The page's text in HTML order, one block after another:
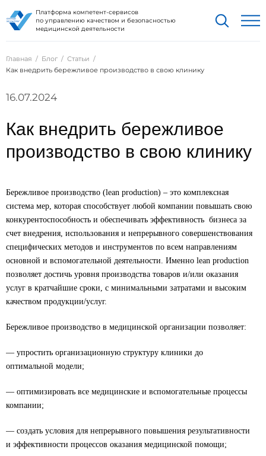
Платформа компетент-сервисов
по управлению качеством и безопасностью
медицинской деятельности
Главная Блог
Статьи
Как внедрить бережливое производство в свою клинику
16.07.2024
Как внедрить бережливое
производство в свою клинику
Бережливое производство (lean production) – это комплексная
система мер, которая способствует любой компании повышать свою
конкурентоспособность и обеспечивать эффективность бизнеса за
счет внедрения, использования и непрерывного совершенствования
специфических методов и инструментов по всем направлениям
основной и вспомогательной деятельности. Именно lean production
позволяет достичь уровня производства товаров и/или оказания
услуг в кратчайшие сроки, с минимальными затратами и высоким
качеством продукции/услуг.
Бережливое производство в медицинской организации позволяет:
— упростить организационную структуру клиники до
оптимальной модели;
— оптимизировать все медицинские и вспомогательные процессы
компании;
— создать условия для непрерывного повышения результативности
и эффективности процессов оказания медицинской помощи;